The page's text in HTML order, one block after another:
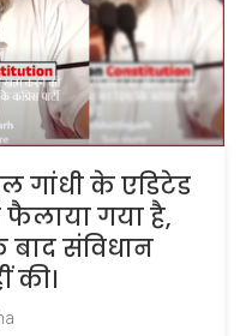
गांधी के एडिटेड
फैलाया गया है,
संविधान
की।